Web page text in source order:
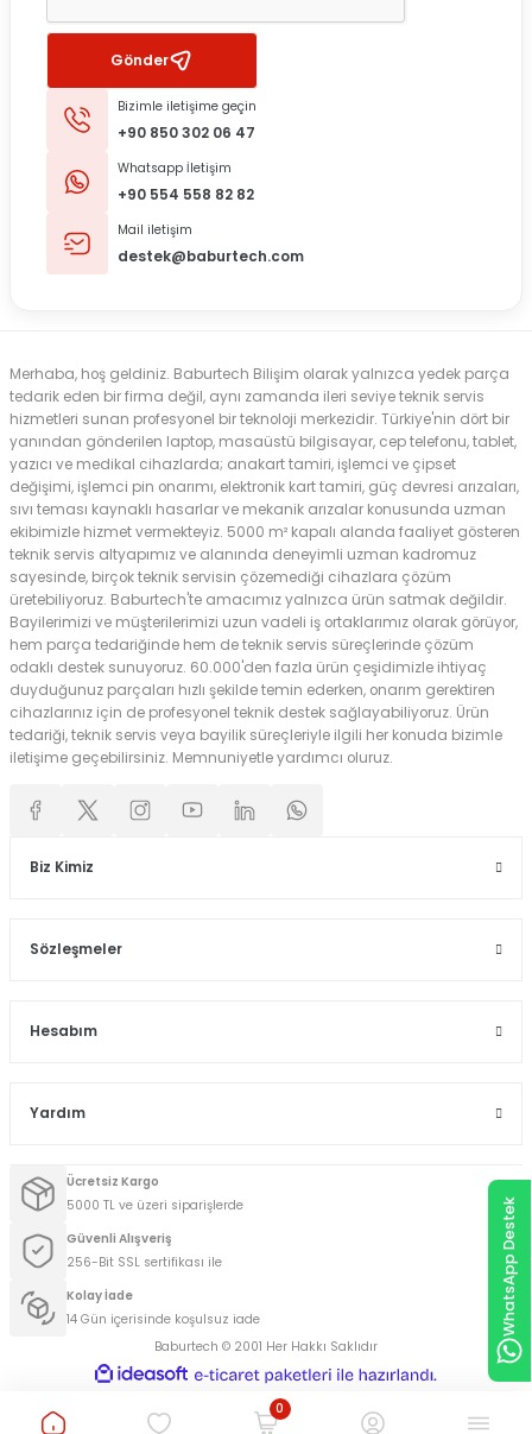
Gönder
Bizimle iletişime geçin
+90 850 302 06 47
Whatsapp İletişim
+90 554 558 82 82
Mail iletişim
destek@baburtech.com
Merhaba, hoş geldiniz. Baburtech Bilişim olarak yalnızca yedek parça
tedarik eden bir firma değil, aynı zamanda ileri seviye teknik servis
hizmetleri sunan profesyonel bir teknoloji merkezidir. Türkiye'nin dört bir
yanından gönderilen laptop, masaüstü bilgisayar, cep telefonu, tablet,
yazıcı ve medikal cihazlarda; anakart tamiri, işlemci ve çipset
değişimi, işlemci pin onarımı, elektronik kart tamiri, güç devresi arızaları,
sıvı teması kaynaklı hasarlar ve mekanik arızalar konusunda uzman
ekibimizle hizmet vermekteyiz. 5000 m² kapalı alanda faaliyet gösteren
teknik servis altyapımız ve alanında deneyimli uzman kadromuz
sayesinde, birçok teknik servisin çözemediği cihazlara çözüm
üretebiliyoruz. Baburtech'te amacımız yalnızca ürün satmak değildir.
Bayilerimizi ve müşterilerimizi uzun vadeli iş ortaklarımız olarak görüyor,
hem parça tedariğinde hem de teknik servis süreçlerinde çözüm
odaklı destek sunuyoruz. 60.000'den fazla ürün çeşidimizle ihtiyaç
duyduğunuz parçaları hızlı şekilde temin ederken, onarım gerektiren
cihazlarınız için de profesyonel teknik destek sağlayabiliyoruz. Ürün
tedariği, teknik servis veya bayilik süreçleriyle ilgili her konuda bizimle
iletişime geçebilirsiniz. Memnuniyetle yardımcı oluruz.
Biz Kimiz
Sözleşmeler
Hesabım
Yardım
Ücretsiz Kargo
5000 TL ve üzeri siparişlerde
Güvenli Alışveriş
256-Bit SSL sertifikası ile
Kolay İade
14 Gün içerisinde koşulsuz iade
Baburtech © 2001 Her Hakkı Saklıdır
WhatsApp Destek
0
ideasoft
e-
paketleri